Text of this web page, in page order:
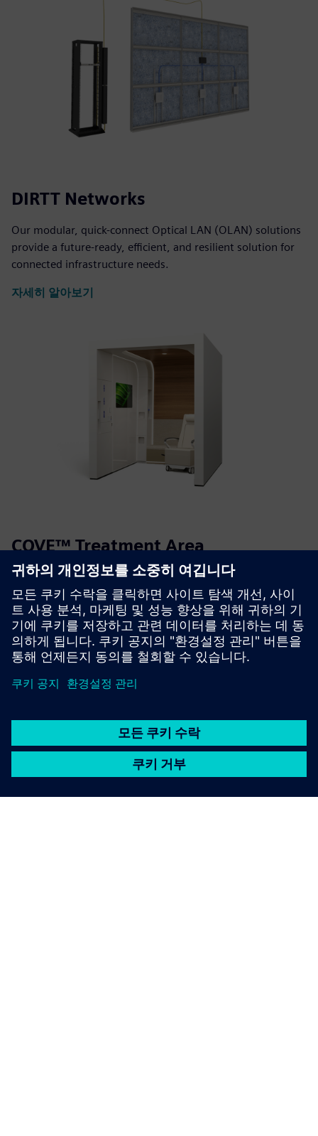
DIRTT Networks
Our modular, quick-connect Optical LAN (OLAN) solutions
provide a future-ready, efficient, and resilient solution for
connected infrastructure needs.
자세히 알아보기
COVE™ Treatment Area
COVE is a prefabricated healthcare treatment area that
integrates all the necessary elements of a standard exam
room into a fraction of the size.
자세히 알아보기